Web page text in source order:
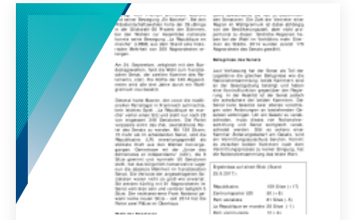
sowie den Wahlen zur Assemblée nationale
im Frühjahr 2017 verschrieben haben. Die
Niederlage stürzte die Partei in eine schwere
Identitätskrise, von der sie sich nur langsam
erholt.